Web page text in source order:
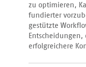
zu optimieren,
fundierter
gestützte
erfolgreichere